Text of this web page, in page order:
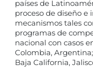
países de
proceso de diseño
mecanismos tales
programas de
nacional con casos
Colombia,
Baja California,